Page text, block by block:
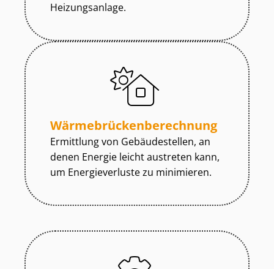
Heizungsanlage.
Wär­me­brü­cken­be­rech­nung
Ermittlung von Gebäudestellen, an
denen Energie leicht austreten kann,
um Energieverluste zu minimieren.